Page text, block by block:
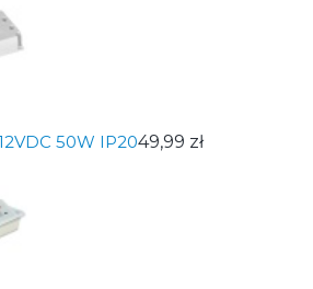
50W IP2049,99 zł